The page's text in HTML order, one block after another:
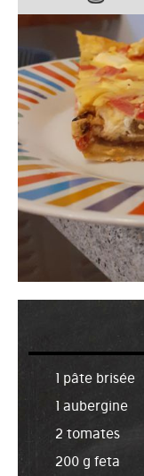
1 pâte brisée
1 aubergine
2 tomates
200 g feta